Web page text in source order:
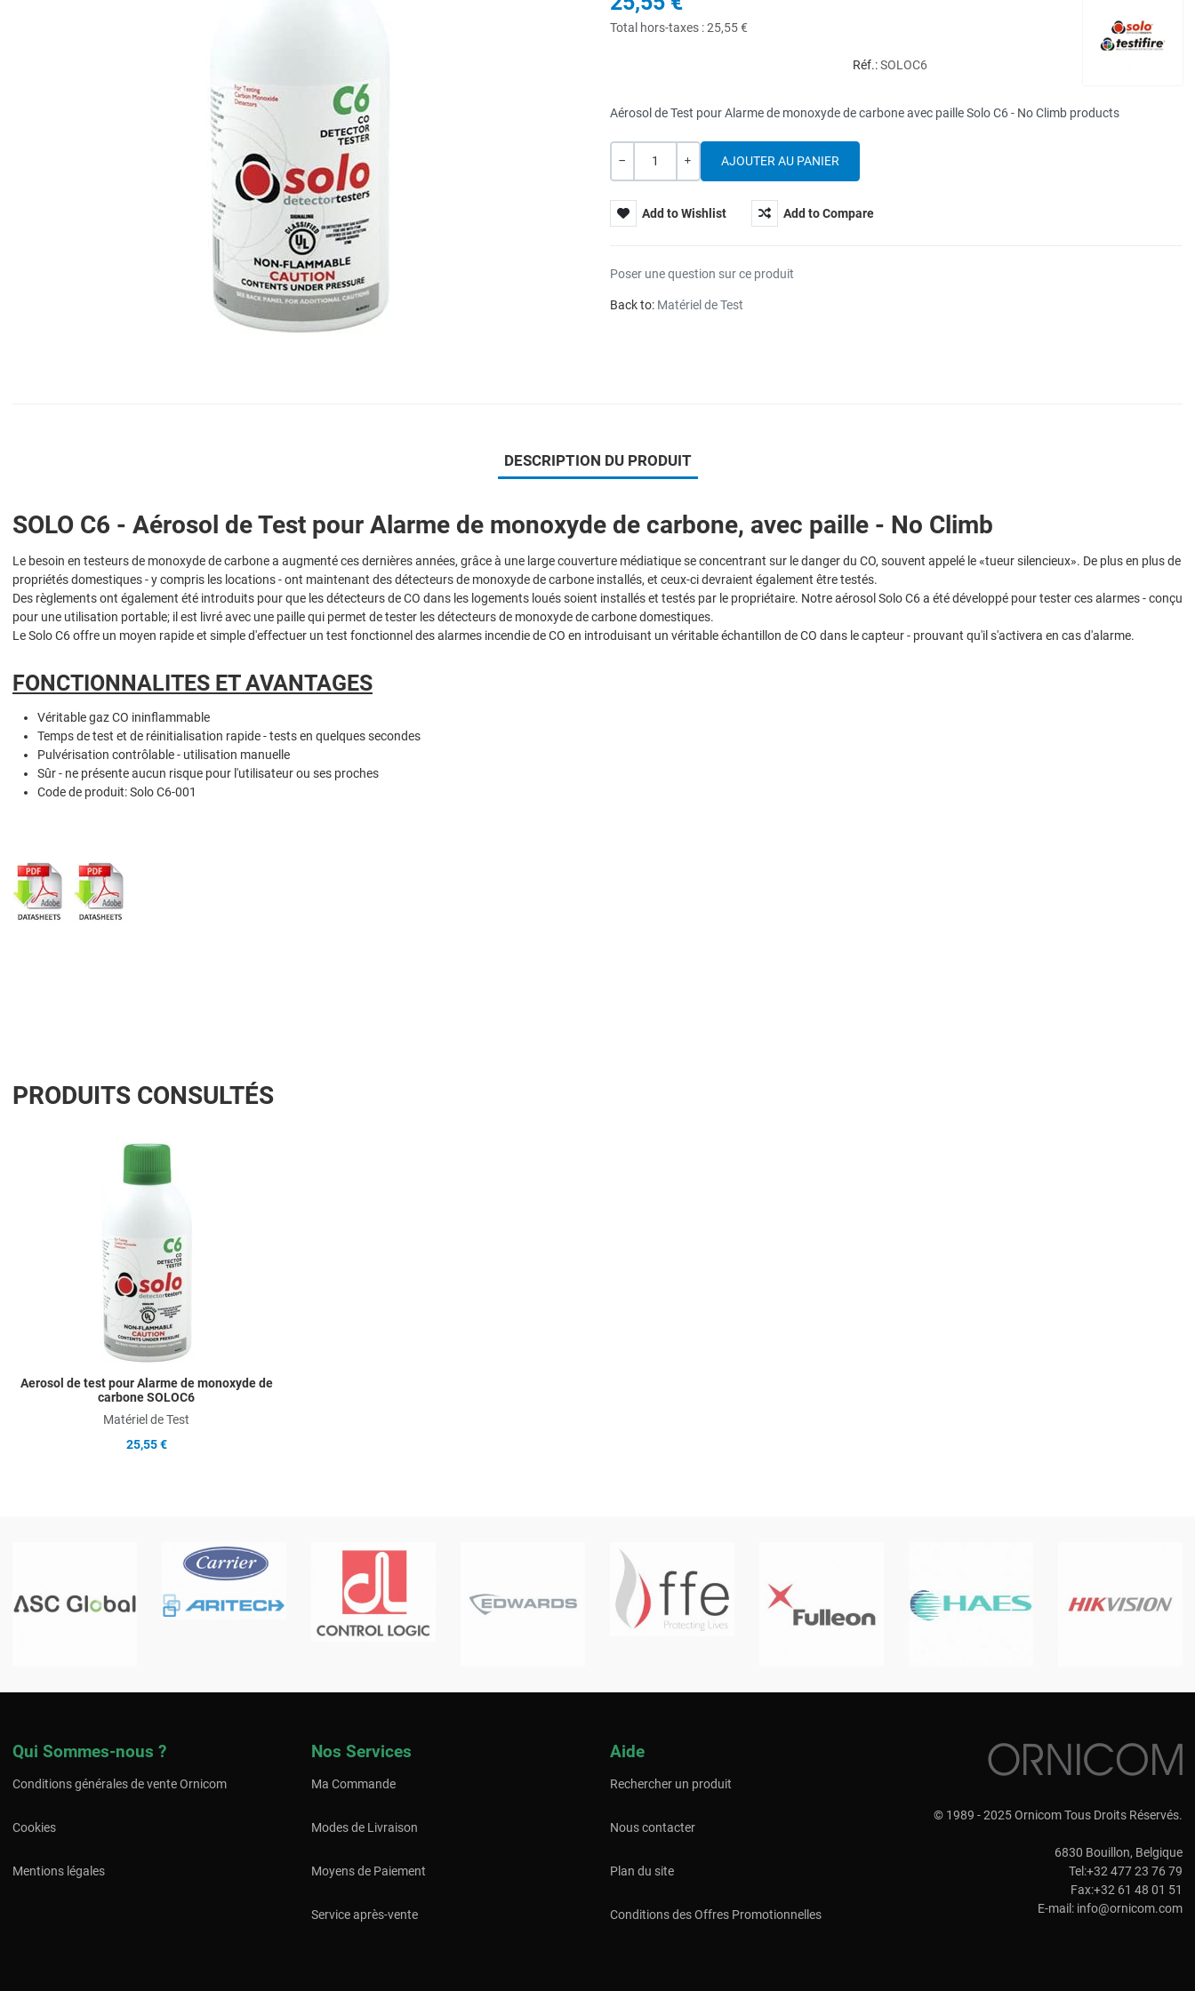
Total hors-taxes :25,55 €
Réf.:SOLOC6
Aérosol de Test pour Alarme de monoxyde de carbone avec paille Solo C6 - No Climb products
Quantité
Add to Wishlist Add to Compare
Poser une question sur ce produit
Back to: Matériel de Test
DESCRIPTION DU PRODUIT
SOLO C6 - Aérosol de Test pour Alarme de monoxyde de carbone, avec paille - No Climb
Le besoin en testeurs de monoxyde de carbone a augmenté ces dernières années, grâce à une large couverture médiatique se concentrant sur le danger du CO, souvent appelé le «tueur silencieux». De plus en plus de
propriétés domestiques - y compris les locations - ont maintenant des détecteurs de monoxyde de carbone installés, et ceux-ci devraient également être testés.
Des règlements ont également été introduits pour que les détecteurs de CO dans les logements loués soient installés et testés par le propriétaire. Notre aérosol Solo C6 a été développé pour tester ces alarmes - conçu
pour une utilisation portable; il est livré avec une paille qui permet de tester les détecteurs de monoxyde de carbone domestiques.
Le Solo C6 offre un moyen rapide et simple d'effectuer un test fonctionnel des alarmes incendie de CO en introduisant un véritable échantillon de CO dans le capteur - prouvant qu'il s'activera en cas d'alarme.
FONCTIONNALITES ET AVANTAGES
Véritable gaz CO ininflammable
Temps de test et de réinitialisation rapide - tests en quelques secondes
Pulvérisation contrôlable - utilisation manuelle
Sûr - ne présente aucun risque pour l'utilisateur ou ses proches
Code de produit: Solo C6-001
PRODUITS CONSULTÉS
Aerosol de test pour Alarme de monoxyde de
carbone SOLOC6
Matériel de Test
25,55 €
Qui Sommes-nous ?
Conditions générales de vente Ornicom
Cookies
Mentions légales
Nos Services
Ma Commande
Modes de Livraison
Moyens de Paiement
Service après-vente
Aide
Rechercher un produit
Nous contacter
Plan du site
Conditions des Offres Promotionnelles
© 1989 - 2025 Ornicom Tous Droits Réservés.
6830 Bouillon, Belgique
Tel:+32 477 23 76 79
Fax:+32 61 48 01 51
E-mail: info@ornicom.com